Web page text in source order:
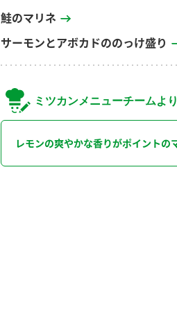
鮭のマリネ
サーモンとアボカドののっけ盛り
ミツカンメニューチームより
レモンの爽やかな香りがポイントの